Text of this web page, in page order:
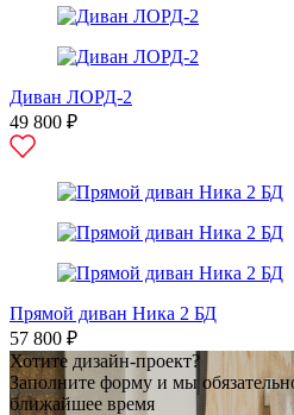
Диван ЛОРД-2
49 800 ₽
Прямой диван Ника 2 БД
57 800 ₽
Хотите дизайн-проект?
Заполните форму и мы
ближайшее время